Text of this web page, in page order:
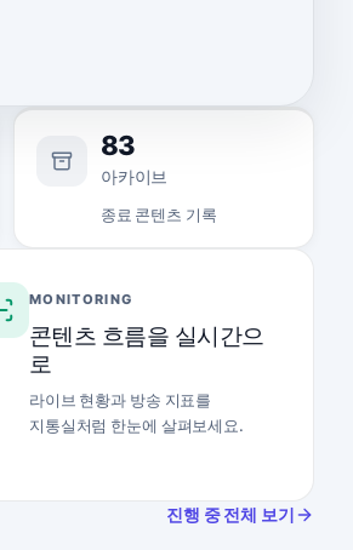
83
아카이브
종료 콘텐츠 기록
MONITORING
콘텐츠 흐름을 실시간으
로
라이브 현황과 방송 지표를
지통실처럼 한눈에 살펴보세요.
진행 중 전체 보기